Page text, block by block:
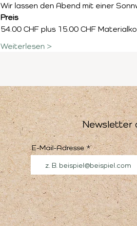
Wir lassen den Abend mit einer
Preis
54.00 CHF plus 15.00 CHF
Weiterlesen >
Newsletter
E-Mail-Adresse